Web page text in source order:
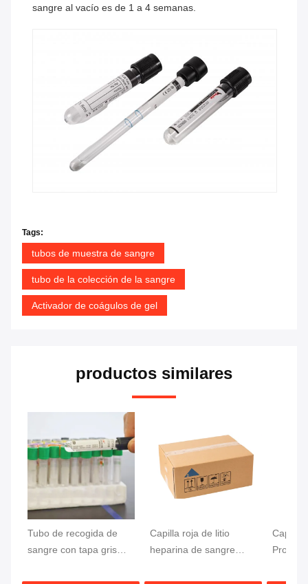
sangre al vacío es de 1 a 4 semanas.
Tags:
tubos de muestra de sangre
tubo de la colección de la sangre
Activador de coágulos de gel
productos similares
Tubo de recogida de
sangre con tapa gris
Capilla roja de litio
heparina de sangre
Capilla